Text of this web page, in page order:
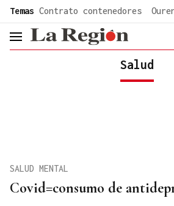
Temas Contrato contenedores
header.menu.open
Salud
Covid=consumo de
SALUD MENTAL